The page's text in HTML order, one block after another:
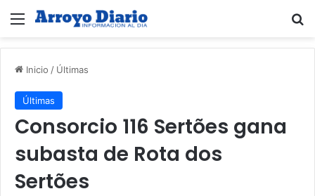
Menú
Inicio / Últimas
Últimas
Consorcio 116 Sertões gana
subasta de Rota dos
Sertões